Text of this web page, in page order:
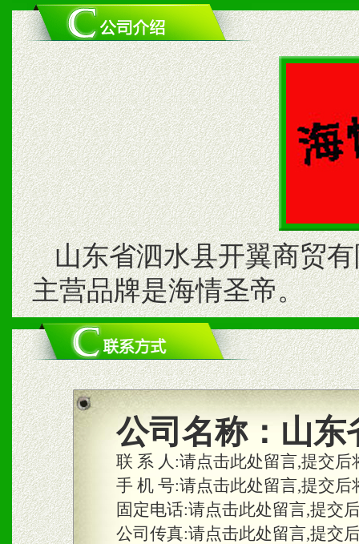
山东省泗水县开翼商贸
主营品牌是海情圣帝。
公司名称： 山东
联 系 人:请点击此处留言,提交
手 机 号:请点击此处留言,提交
固定电话:请点击此处留言,提交
公司传真:请点击此处留言,提交